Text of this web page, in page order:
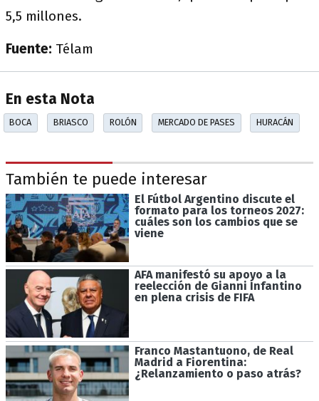
5,5 millones.
Fuente: Télam
En esta Nota
BOCA BRIASCO ROLÓN MERCADO DE PASES HURACÁN
También te puede interesar
El Fútbol Argentino discute el
formato para los torneos 2027:
cuáles son los cambios que se
viene
AFA manifestó su apoyo a la
reelección de Gianni Infantino
en plena crisis de FIFA
Franco Mastantuono, de Real
Madrid a Fiorentina:
¿Relanzamiento o paso atrás?